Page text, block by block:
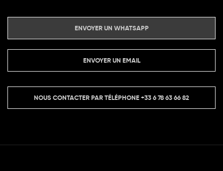
ENVOYER UN WHATSAPP
ENVOYER UN EMAIL
NOUS CONTACTER PAR TÉLÉPHONE+33 6 78 63 66 82